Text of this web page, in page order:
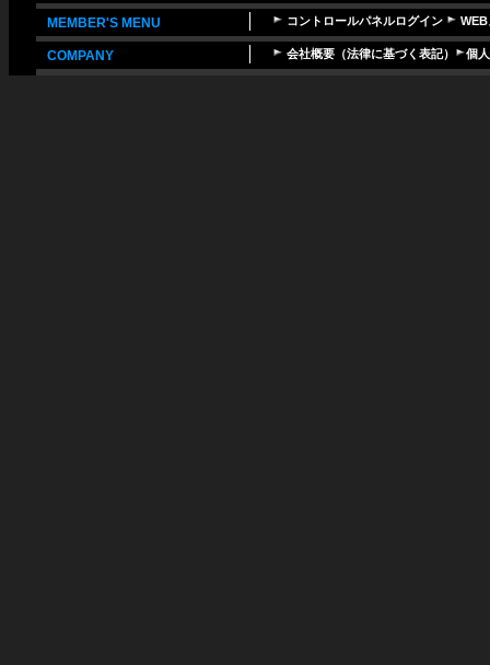
MEMBER'S MENU コントロールパネルログイン
COMPANY 会社概要（法律に基づく表記） 個